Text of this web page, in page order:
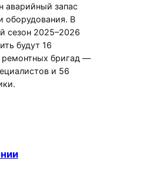
аварийный запас
оборудования. В
сезон 2025–2026
будут 16
бригад —
и 56